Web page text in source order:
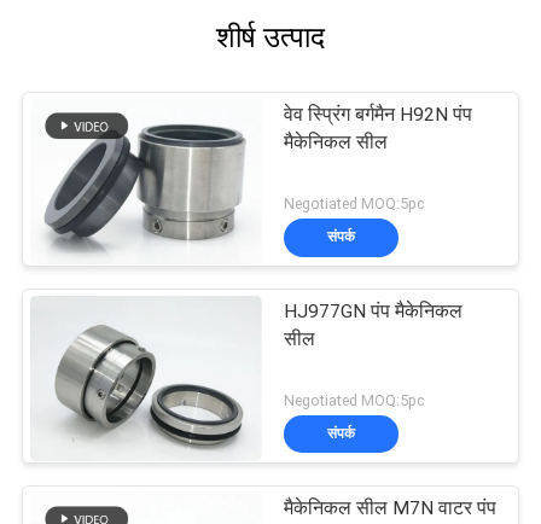
शीर्ष उत्पाद
वेव स्प्रिंग बर्गमैन H92N पंप
मैकेनिकल सील
Negotiated MOQ:5pc
संपर्क
HJ977GN पंप मैकेनिकल
सील
Negotiated MOQ:5pc
संपर्क
मैकेनिकल सील M7N वाटर पंप